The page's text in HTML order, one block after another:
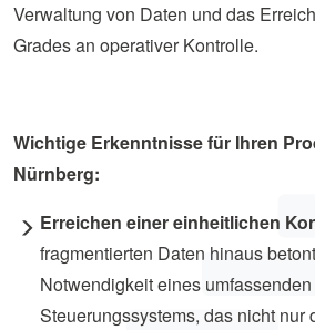
Verwaltung von Daten und das
Grades an operativer Kontrolle.
Wichtige Erkenntnisse für Ihren
Nürnberg:
Erreichen einer einheitlichen
fragmentierten Daten hinaus
Notwendigkeit eines
Steuerungssystems, das nicht nur